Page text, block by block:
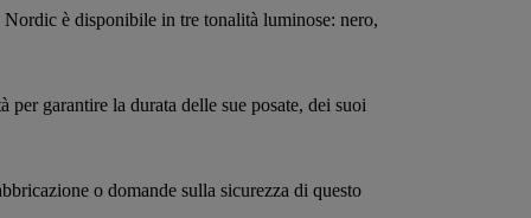
è disponibile in tre tonalità luminose: nero,
garantire la durata delle sue posate, dei suoi
o domande sulla sicurezza di questo